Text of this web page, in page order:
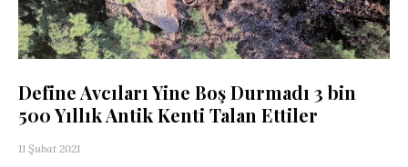
Define Avcıları Yine Boş Durmadı 3 bin
500 Yıllık Antik Kenti Talan Ettiler
11 Şubat 2021